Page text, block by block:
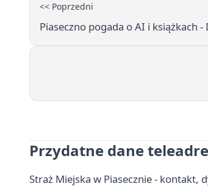
<< Poprzedni
Piaseczno pogada o AI i książkach
Przydatne dane
Straż Miejska w Piasecznie - kontakt,